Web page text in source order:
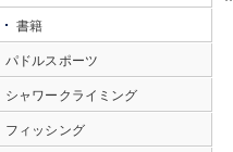
書籍
パドルスポーツ
シャワークライミング
フィッシング